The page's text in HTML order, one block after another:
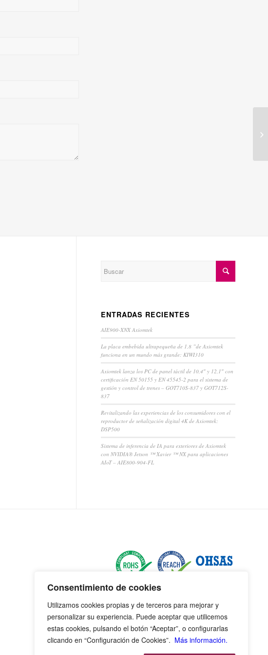
Consentimiento de cookies
Utilizamos cookies propias y de terceros para mejorar y
personalizar su experiencia. Puede aceptar que utilicemos
estas cookies, pulsando el botón “Aceptar”, o configurarlas
clicando en “Configuración de Cookies”. Más información.
ENTRADAS RECIENTES
AIE900-XNX Axiomtek
La placa embebida ultrapequeña de 1,8 ”de Axiomtek
funciona en un mundo más grande: KIWI310
Axiomtek lanza los PC de panel táctil de 10,4″ y 12,1″ con
certificación EN 50155 y EN 45545-2 para el sistema de
gestión y control de trenes – GOT710S-837 y GOT712S-
837
Revitalizando las experiencias de los consumidores con el
reproductor de señalización digital 4K de Axiomtek:
DSP500
Sistema de inferencia de IA para exteriores de Axiomtek
con NVIDIA® Jetson ™ Xavier ™ NX para aplicaciones
AIoT – AIE800-904-FL